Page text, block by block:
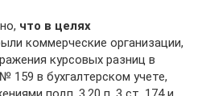
что в целях
коммерческие организации,
курсовых разниц в
159 в бухгалтерском учете,